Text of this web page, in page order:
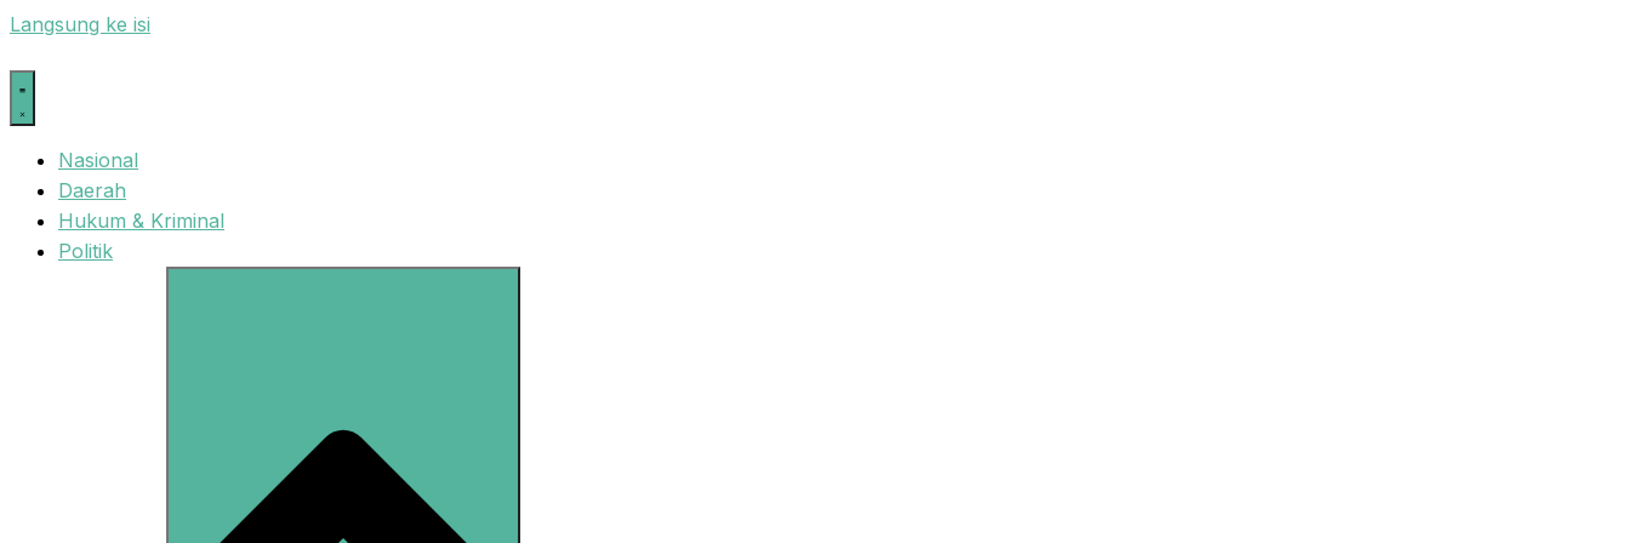
Langsung ke isi
Nasional
Daerah
Hukum & Kriminal
Politik